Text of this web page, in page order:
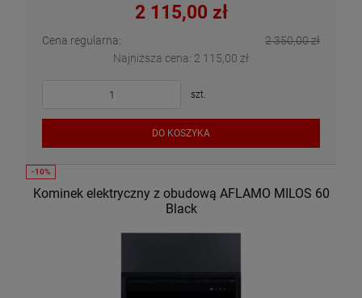
2 115,00 zł
Cena regularna:
2 350,00 zł
Najniższa cena: 2 115,00 zł
szt.
DO KOSZYKA
Kominek elektryczny z obudową AFLAMO MILOS 60
Black